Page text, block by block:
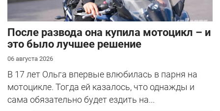
После развода она купила мотоцикл – и
это было лучшее решение
06 августа 2026
В 17 лет Ольга впервые влюбилась в парня на
мотоцикле. Тогда ей казалось, что однажды и
сама обязательно будет ездить на...